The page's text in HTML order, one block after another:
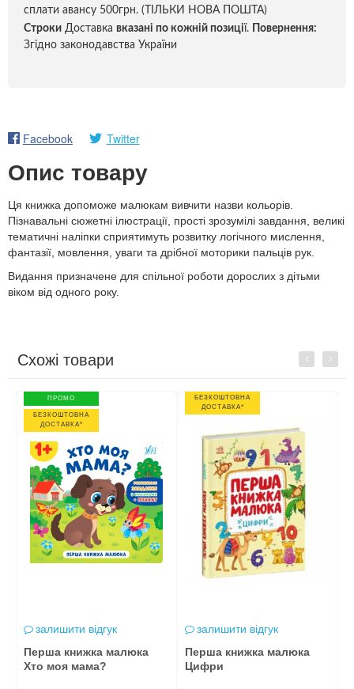
сплати авансу 500грн. (ТІЛЬКИ НОВА ПОШТА)
Строки Доставка вказані по кожній позиції.
Повернення:
Згідно законодавства України
Facebook Twitter
Опис товару
Ця книжка допоможе малюкам вивчити назви кольорів.
Пізнавальні сюжетні ілюстрації, прості зрозумілі завдання, великі
тематичні наліпки сприятимуть розвитку логічного мислення,
фантазії, мовлення, уваги та дрібної моторики пальців рук.
Видання призначене для спільної роботи дорослих з дітьми
віком від одного року.
Схожі товари Previous
ПРОМО
БЕЗКОШТОВНА
ДОСТАВКА*
залишити відгук
Перша книжка малюка
Хто моя мама?
БЕЗКОШТОВНА
ДОСТАВКА*
залишити відгук
Перша книжка малюка
Цифри
Next